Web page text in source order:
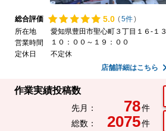
総合評価 5.0 (5件)
所在地
愛知県豊田市聖心町３丁目１６-１３
営業時間
１０：００～１９：００
定休日
不定休
店舗詳細はこちら
作業実績投稿数
先月： 78件
総数：
2075件